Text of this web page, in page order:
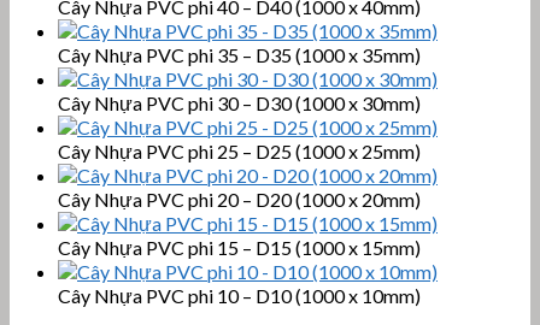
Cây Nhựa PVC phi 40 – D40 (1000 x 40mm)
Cây Nhựa PVC phi 35 – D35 (1000 x 35mm)
Cây Nhựa PVC phi 30 – D30 (1000 x 30mm)
Cây Nhựa PVC phi 25 – D25 (1000 x 25mm)
Cây Nhựa PVC phi 20 – D20 (1000 x 20mm)
Cây Nhựa PVC phi 15 – D15 (1000 x 15mm)
Cây Nhựa PVC phi 10 – D10 (1000 x 10mm)